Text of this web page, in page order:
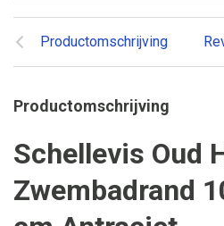
Productomschrijving
Productomschrijving
Schellevis Oud
Zwembadrand